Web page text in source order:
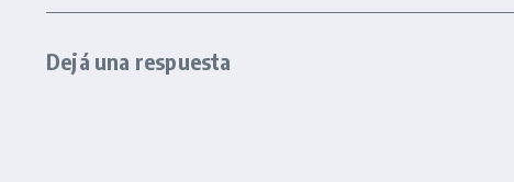
Dejá una respuesta